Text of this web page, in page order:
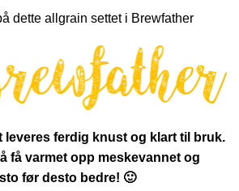
dette allgrain settet i Brewfather
leveres ferdig knust og klart til bruk.
få varmet opp meskevannet og
før desto bedre! 🙂